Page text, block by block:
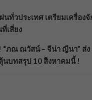
นทั่วประเทศ เตรียมเครื่อง
เสี่ยง
ภณ ณวัสน์ – จีน่า ญีนา” ส่ง
บทสรุป 10 สิงหาคมนี้ !